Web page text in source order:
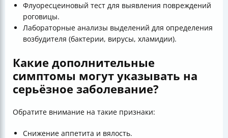
Флуоресцеиновый тест для выявления повреждений
роговицы.
Лабораторные анализы выделений для определения
возбудителя (бактерии, вирусы, хламидии).
Какие дополнительные
симптомы могут указывать на
серьёзное заболевание?
Обратите внимание на такие признаки:
Снижение аппетита и вялость.